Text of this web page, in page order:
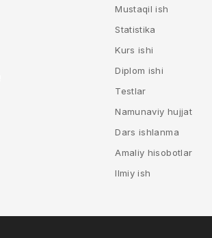
Mustaqil ish
Statistika
Kurs ishi
Diplom ishi
Testlar
Namunaviy hujjat
Dars ishlanma
Amaliy hisobotlar
Ilmiy ish